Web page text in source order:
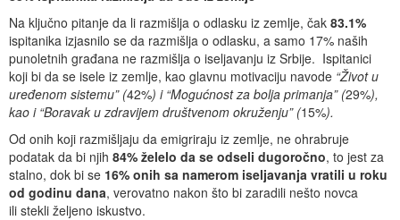
Na ključno pitanje da li razmišlja o odlasku iz zemlje, čak 83.1%
ispitanika izjasnilo se da razmišlja o odlasku, a samo 17% naših
punoletnih građana ne razmišlja o iseljavanju iz Srbije. Ispitanici
koji bi da se isele iz zemlje, kao glavnu motivaciju navode “Život u
uređenom sistemu” (42%) i “Mogućnost za bolja primanja” (29%),
kao i “Boravak u zdravijem društvenom okruženju” (15%).
Od onih koji razmišljaju da emigriraju iz zemlje, ne ohrabruje
podatak da bi njih 84% želelo da se odseli dugoročno, to jest za
stalno, dok bi se 16% onih sa namerom iseljavanja vratili u roku
od godinu dana, verovatno nakon što bi zaradili nešto novca
ili stekli željeno iskustvo.